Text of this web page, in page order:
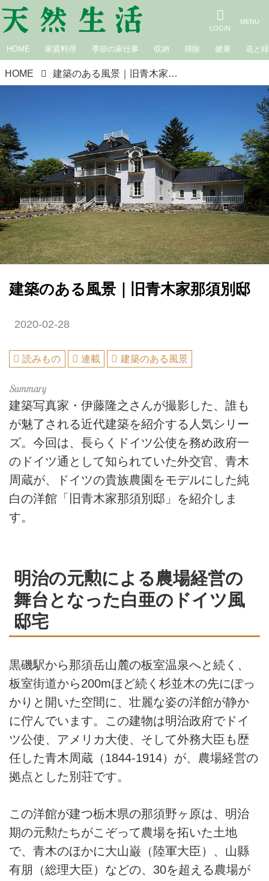
HOME 家庭料理 季節の家仕事 収納 掃除 健康 花と緑
HOME 建築のある風景｜旧青木家那須別邸
建築のある風景｜旧青木家那須別邸
2020-02-28
読みもの 連載 建築のある風景
建築写真家・伊藤隆之さんが撮影した、誰も
が魅了される近代建築を紹介する人気シリー
ズ。今回は、長らくドイツ公使を務め政府一
のドイツ通として知られていた外交官、青木
周蔵が、ドイツの貴族農園をモデルにした純
白の洋館「旧青木家那須別邸」を紹介しま
す。
明治の元勲による農場経営の
舞台となった白亜のドイツ風
邸宅
黒磯駅から那須岳山麓の板室温泉へと続く、
板室街道から200mほど続く杉並木の先にぽっ
かりと開いた空間に、壮麗な姿の洋館が静か
に佇んでいます。この建物は明治政府でドイ
ツ公使、アメリカ大使、そして外務大臣も歴
任した青木周蔵（1844-1914）が、農場経営の
拠点とした別荘です。
この洋館が建つ栃木県の那須野ヶ原は、明治
期の元勲たちがこぞって農場を拓いた土地
で、青木のほかに大山巌（陸軍大臣）、山縣
有朋（総理大臣）などの、30を超える農場が